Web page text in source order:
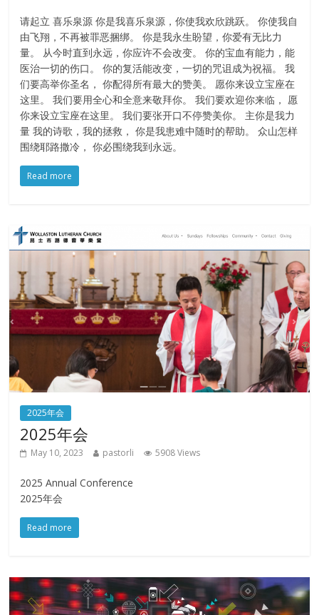
请起立 喜乐泉源 你是我喜乐泉源，你使我欢欣跳跃。 你使我自
由飞翔，不再被罪恶捆绑。 你是我永生盼望，你爱有无比力
量。 从今时直到永远，你应许不会改变。 你的宝血有能力，能
医治一切的伤口。 你的复活能改变，一切的咒诅成为祝福。 我
们要高举你圣名， 你配得所有最大的赞美。 愿你来设立宝座在
这里。 我们要用全心和全意来敬拜你。 我们要欢迎你来临， 愿
你来设立宝座在这里。 我们要张开口不停赞美你。 主你是我力
量 我的诗歌，我的拯救， 你是我患难中随时的帮助。 众山怎样
围绕耶路撒冷， 你必围绕我到永远。
Read more
2025年会
2025年会
May 10, 2023 pastorli 5908 Views
2025 Annual Conference
2025年会
Read more